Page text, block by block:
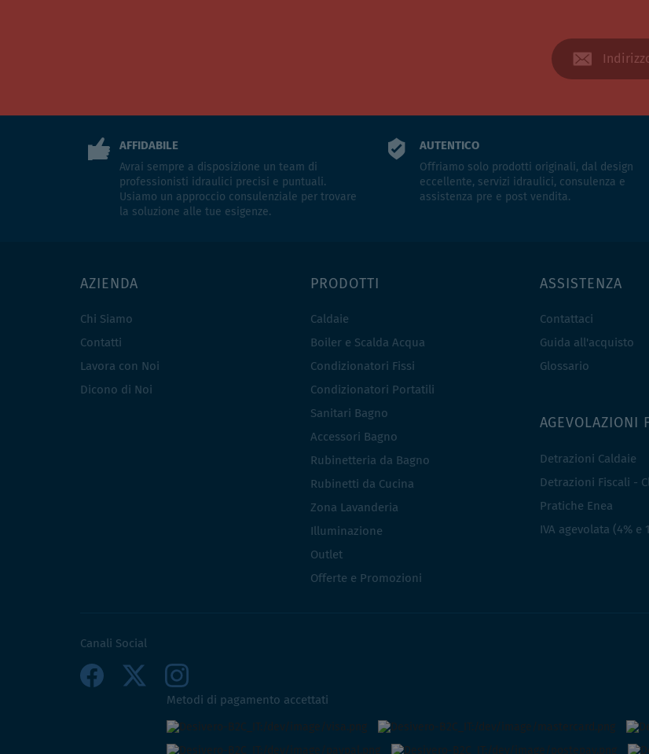
AFFIDABILE
Avrai sempre a disposizione un team di
professionisti idraulici precisi e puntuali.
Usiamo un approccio consulenziale per trovare
la soluzione alle tue esigenze.
AUTENTICO
Offriamo solo prodotti originali, dal design
eccellente, servizi idraulici, consulenza e
assistenza pre e post vendita.
AZIENDA
Chi Siamo
Contatti
Lavora con Noi
Dicono di Noi
PRODOTTI
Caldaie
Boiler e Scalda Acqua
Condizionatori Fissi
Condizionatori Portatili
Sanitari Bagno
Accessori Bagno
Rubinetteria da Bagno
Rubinetti da Cucina
Zona Lavanderia
Illuminazione
Outlet
Offerte e Promozioni
ASSISTENZA
Contattaci
Guida all'acquisto
Glossario
AGEVOLAZIONI
Detrazioni Caldaie
Detrazioni Fiscali -
Pratiche Enea
IVA agevolata (4% e
Canali Social
Metodi di pagamento accettati